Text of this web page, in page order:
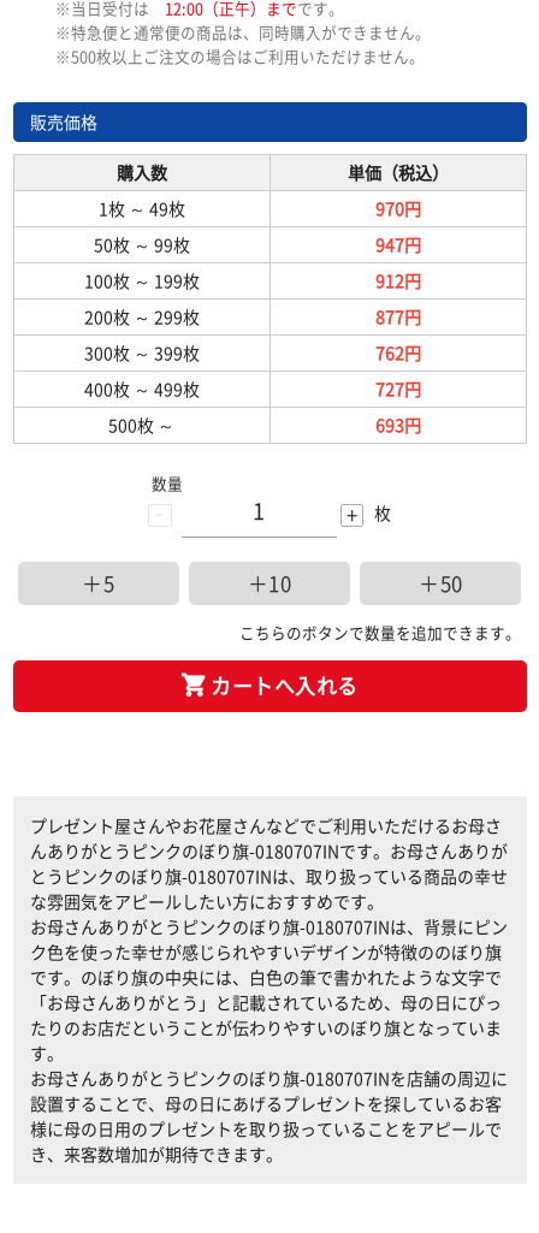
※当日受付は 12:00（正午）までです。
※特急便と通常便の商品は、同時購入ができません。
※500枚以上ご注文の場合はご利用いただけません。
販売価格
購入数
単価（税込）
1枚 ～ 49枚
970円
50枚 ～ 99枚
947円
100枚 ～ 199枚
912円
200枚 ～ 299枚
877円
300枚 ～ 399枚
762円
400枚 ～ 499枚
727円
500枚 ～ 693円
-
数量
+ 枚
＋5 ＋10 ＋50
こちらのボタンで数量を追加できます。
カートへ入れる
プレゼント屋さんやお花屋さんなどでご利用いただけるお母さ
んありがとうピンクのぼり旗-0180707INです。お母さんありが
とうピンクのぼり旗-0180707INは、取り扱っている商品の幸せ
な雰囲気をアピールしたい方におすすめです。
お母さんありがとうピンクのぼり旗-0180707INは、背景にピン
ク色を使った幸せが感じられやすいデザインが特徴ののぼり旗
です。のぼり旗の中央には、白色の筆で書かれたような文字で
「お母さんありがとう」と記載されているため、母の日にぴっ
たりのお店だということが伝わりやすいのぼり旗となっていま
す。
お母さんありがとうピンクのぼり旗-0180707INを店舗の周辺に
設置することで、母の日にあげるプレゼントを探しているお客
様に母の日用のプレゼントを取り扱っていることをアピールで
き、来客数増加が期待できます。